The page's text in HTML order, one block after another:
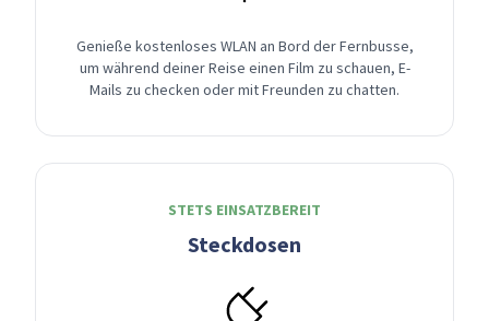
Genieße kostenloses WLAN an Bord der Fernbusse,
um während deiner Reise einen Film zu schauen, E-
Mails zu checken oder mit Freunden zu chatten.
STETS EINSATZBEREIT
Steckdosen